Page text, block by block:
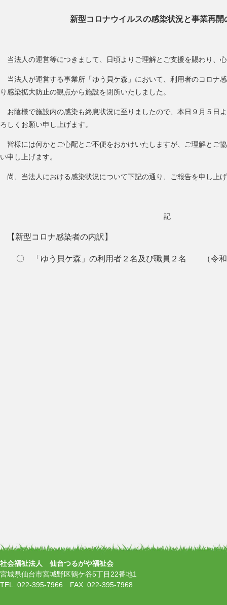
新型コロナウイルスの感染状況と事業再開
当法人の運営等につきまして、日頃よりご理解とご支援を賜わり、
当法人が運営する事業所「ゆう貝ケ森」において、利用者のコロナ
り感染拡大防止の観点から施設を閉所いたしました。
お陰様で施設内の感染も終息状況に至りましたので、本日９月５日
ろしくお願い申し上げます。
皆様には何かとご心配とご不便をおかけいたしますが、ご理解とご
い申し上げます。
尚、当法人における感染状況について下記の通り、ご報告を申し上
記
【新型コロナ感染者の内訳】
〇 「ゆう貝ケ森」の利用者２名及び職員２名 （令和
社会福祉法人 仙台つるがや福祉会
宮城県仙台市宮城野区鶴ケ谷5丁目22番地1
TEL. 022-395-7966 FAX. 022-395-7968